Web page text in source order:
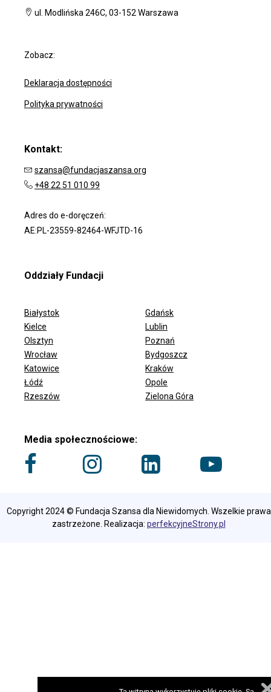
ul. Modlińska 246C, 03-152 Warszawa
Zobacz:
Deklaracja dostępności
Polityka prywatności
Kontakt:
szansa@fundacjaszansa.org
+48 22 51 010 99
Adres do e-doręczeń:
AE:PL-23559-82464-WFJTD-16
Oddziały Fundacji
ODDZIAŁY FUNDACJI
Białystok
Gdańsk
Kielce
Lublin
Olsztyn
Poznań
Wrocław
Bydgoszcz
Katowice
Kraków
Łódź
Opole
Rzeszów
Zielona Góra
Media społecznościowe:
Copyright 2024 © Fundacja Szansa dla Niewidomych. Wszelkie prawa
zastrzeżone. Realizacja: perfekcyjneStrony.pl